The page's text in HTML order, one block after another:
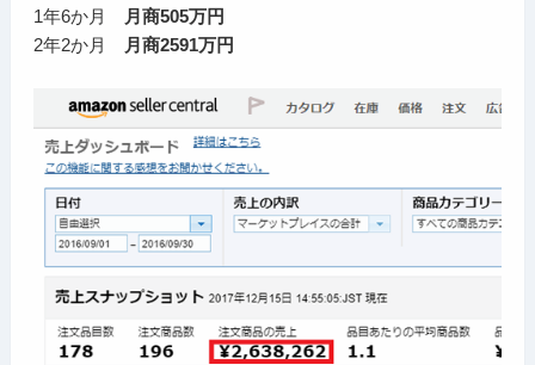
1年6か月
月商505万円
2年2か月
月商2591万円